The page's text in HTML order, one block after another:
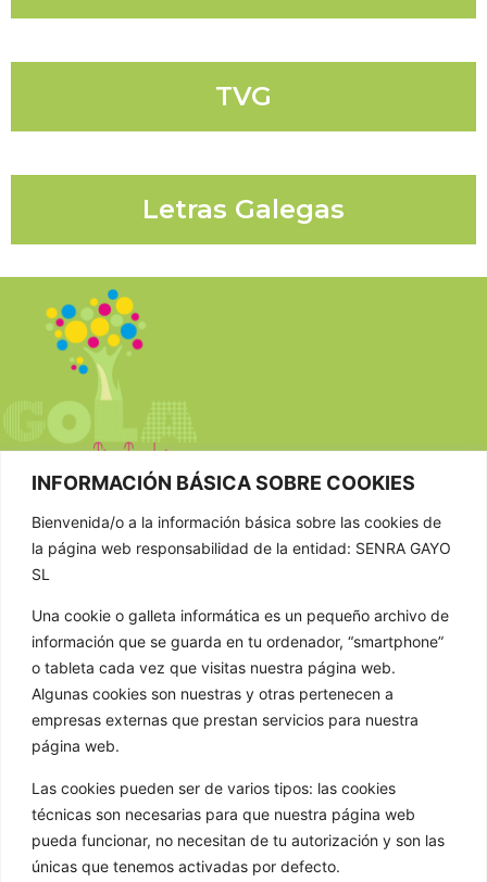
INFORMACIÓN BÁSICA SOBRE COOKIES
Bienvenida/o a la información básica sobre las cookies de
la página web responsabilidad de la entidad: SENRA GAYO
SL
Una cookie o galleta informática es un pequeño archivo de
información que se guarda en tu ordenador, “smartphone”
o tableta cada vez que visitas nuestra página web.
Algunas cookies son nuestras y otras pertenecen a
empresas externas que prestan servicios para nuestra
página web.
Las cookies pueden ser de varios tipos: las cookies
técnicas son necesarias para que nuestra página web
pueda funcionar, no necesitan de tu autorización y son las
únicas que tenemos activadas por defecto.
TVG
Letras Galegas
CONTACTAR
981 807 404
603 652 555
info@golathetoylibrary.com
Trav de Cacheiras 64, Cacheiras
15886 Teo A Coruña
GOLA
Quienes somos
Nuestros formatos
Noticias